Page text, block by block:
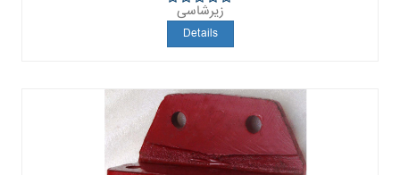
5
زیرشاسی
Details